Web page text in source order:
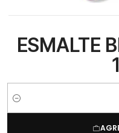
ESMALTE
Cantidad